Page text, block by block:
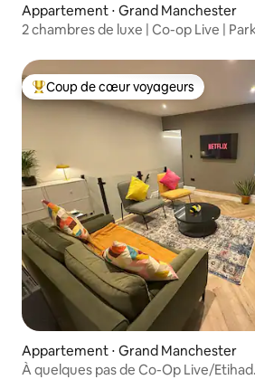
Appartement ⋅ Grand Manchester
2 chambres de luxe | Co-op Live |
Coups de cœur voyageurs les plus
Coup de cœur voyageurs
Appartement ⋅ Grand Manchester
À quelques pas de Co-Op Live/